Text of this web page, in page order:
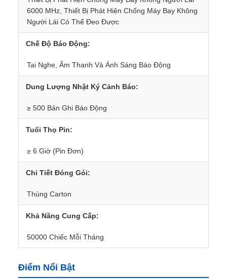
6000 MHz, Thiết Bị Phát Hiện Chống Máy Bay Không
Người Lái Có Thể Đeo Được
Chế Độ Báo Động:
Tai Nghe, Âm Thanh Và Ánh Sáng Báo Động
Dung Lượng Nhật Ký Cảnh Báo:
≥ 500 Bản Ghi Báo Động
Tuổi Thọ Pin:
≥ 6 Giờ (Pin Đơn)
Chi Tiết Đóng Gói:
Thùng Carton
Khả Năng Cung Cấp:
50000 Chiếc Mỗi Tháng
Điểm Nổi Bật